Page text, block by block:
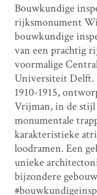
Bouwkundige
rijksmonument
bouwkundige
van een prachtig
voormalige
Universiteit Delft.
1910-1915,
Vrijman, in de stijl
monumentale
karakteristieke
loodramen. Een
unieke
bijzondere